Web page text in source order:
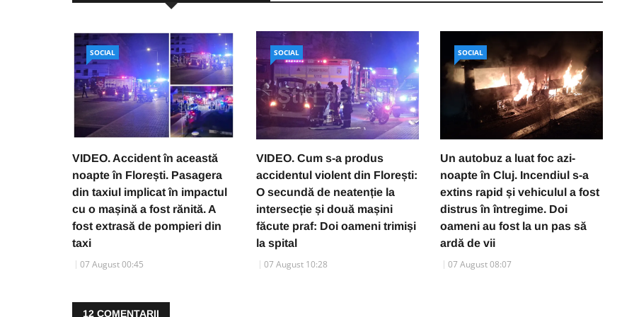
SOCIAL
VIDEO. Accident în această
noapte în Florești. Pasagera
din taxiul implicat în impactul
cu o mașină a fost rănită. A
fost extrasă de pompieri din
taxi
07 August 00:45
SOCIAL
VIDEO. Cum s-a produs
accidentul violent din Florești:
O secundă de neatenție la
intersecție și două mașini
făcute praf: Doi oameni trimiși
la spital
07 August 10:28
SOCIAL
Un autobuz a luat foc azi-
noapte în Cluj. Incendiul s-a
extins rapid și vehiculul a fost
distrus în întregime. Doi
oameni au fost la un pas să
ardă de vii
07 August 08:07
12 COMENTARII